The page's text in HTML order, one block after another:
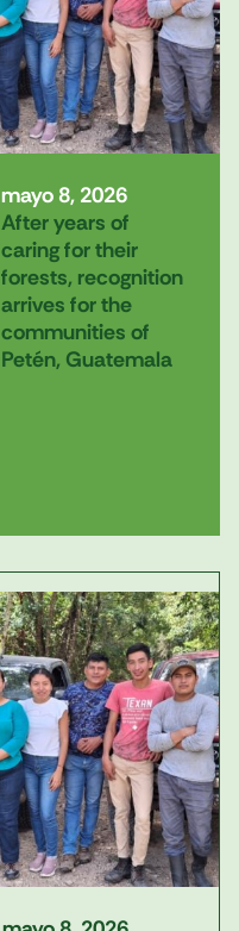
mayo 8, 2026
After years of
caring for their
forests, recognition
arrives for the
communities of
Petén, Guatemala